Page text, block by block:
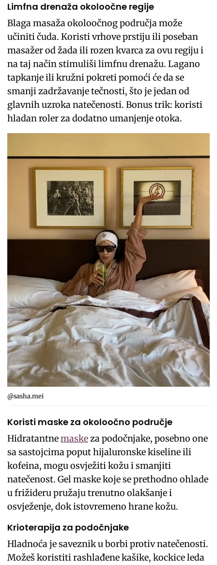
Limfna drenaža okoloočne regije
Blaga masaža okoloočnog područja može
učiniti čuda. Koristi vrhove prstiju ili poseban
masažer od žada ili rozen kvarca za ovu regiju i
na taj način stimuliši limfnu drenažu. Lagano
tapkanje ili kružni pokreti pomoći će da se
smanji zadržavanje tečnosti, što je jedan od
glavnih uzroka natečenosti. Bonus trik: koristi
hladan roler za dodatno umanjenje otoka.
@sasha.mei
Koristi maske za okoloočno područje
Hidratantnemaskeza podočnjake, posebno one
sa sastojcima poput hijaluronske kiseline ili
kofeina, mogu osvježiti kožu i smanjiti
natečenost. Gel maske koje se prethodno ohlade
u frižideru pružaju trenutno olakšanje i
osvježenje, dok istovremeno hrane kožu.
Krioterapija za podočnjake
Hladnoća je saveznik u borbi protiv natečenosti.
Možeš koristiti rashlađene kašike, kockice leda